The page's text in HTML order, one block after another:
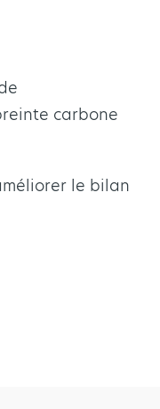
carbone
le bilan